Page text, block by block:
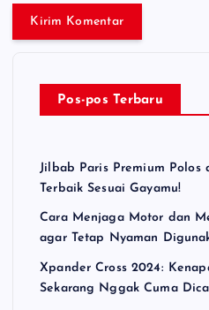
Pos-pos Terbaru
Jilbab Paris Premium
Terbaik Sesuai Gayamu!
Cara Menjaga Motor dan
agar Tetap Nyaman
Xpander Cross 2024:
Sekarang Nggak Cuma